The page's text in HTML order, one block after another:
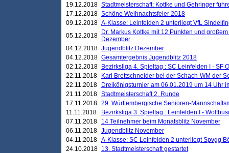
19.12.2018 Stadtmeisterschaft: Kottke und Gehringer
17.12.2018 Schöne Weihnachtsfeier 2018
09.12.2018 A-Klasse: Leinfelden 2 unterliegt VfL
05.12.2018
Dr. Markus Kottke mit 12 Punkten und
Dezember
04.12.2018 Jugendblitz Dezember
04.12.2018 Gesamtergebnis Jugendblitz 2018
02.12.2018
Bezirksliga 4. Spieltag : SC Leinfelden I - SF
22.11.2018
Karl Brettschneider bei der Schach-WM der
22.11.2018
Dreikönigsturnier am 06.01.2019 um 14 Uhr
21.11.2018 Stadtmeisterschaft 2. Runde
17.11.2018 29. Württembergische Senioren-
11.11.2018
Bezirksliga 3. Spieltag : Leinfelden I -
07.11.2018
14 Teilnehmer beim Monatsblitz November
06.11.2018 Jugendblitz November
04.11.2018 A-Klasse: SC Leinfelden 2 unterliegt Spvgg
24.10.2018 13. Stadtmeisterschaft gestartet